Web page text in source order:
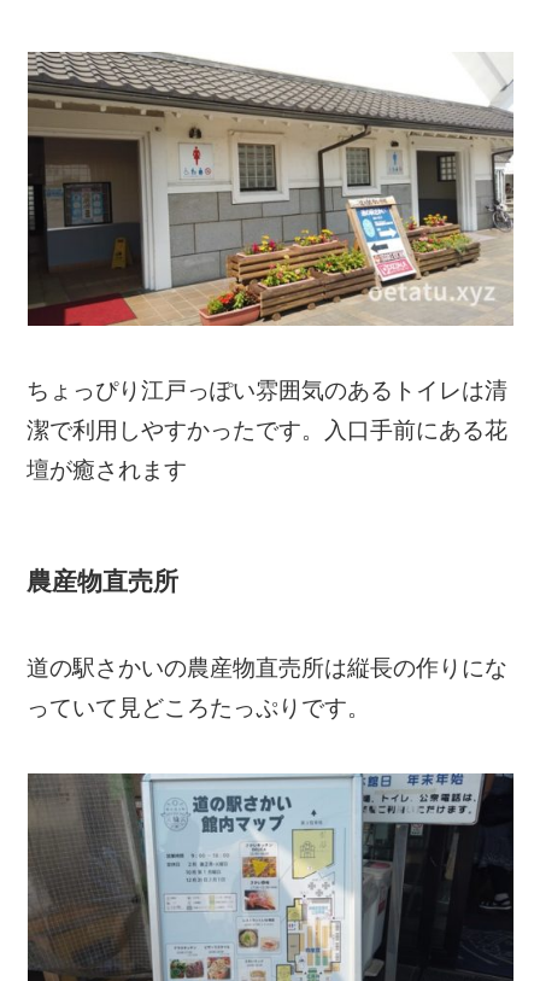
ちょっぴり江戸っぽい雰囲気のあるトイレは清
潔で利用しやすかったです。入口手前にある花
壇が癒されます
農産物直売所
道の駅さかいの農産物直売所は縦長の作りにな
っていて見どころたっぷりです。